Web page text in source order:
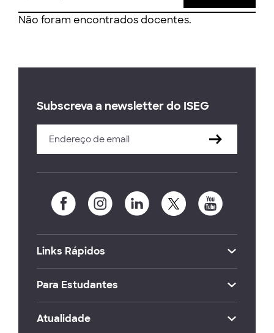
Não foram encontrados docentes.
Subscreva a newsletter do ISEG
Links Rápidos
Para Estudantes
Atualidade